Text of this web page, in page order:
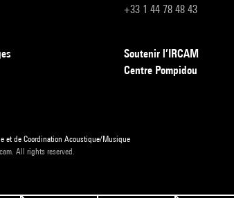
+33 1 44 78 48 43
Soutenir l’IRCAM
Centre Pompidou
et de Coordination Acoustique/Musique
All rights reserved.